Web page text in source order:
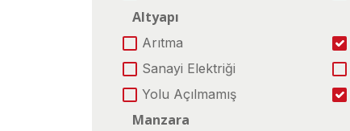
Altyapı
Arıtma
Sanayi Elektriği
Yolu Açılmamış
Manzara